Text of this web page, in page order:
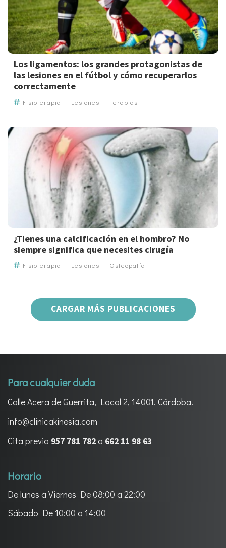
Los ligamentos: los grandes protagonistas de
las lesiones en el fútbol y cómo recuperarlos
correctamente
Fisioterapia Lesiones Terapias
¿Tienes una calcificación en el hombro? No
siempre significa que necesites cirugía
Fisioterapia Lesiones Osteopatía
CARGAR MÁS PUBLICACIONES
Para cualquier duda
Calle Acera de Guerrita, Local 2, 14001. Córdoba.
info@clinicakinesia.com
Cita previa 957 781 782o 662 11 98 63
Horario
De lunes a Viernes De 08:00 a 22:00
Sábado De 10:00 a 14:00